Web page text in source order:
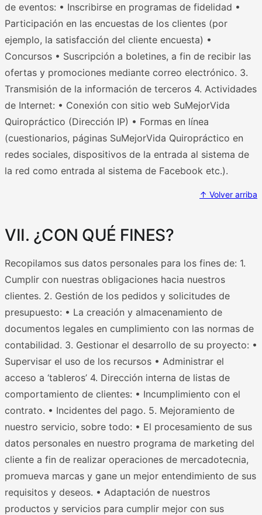
de eventos: • Inscribirse en programas de fidelidad •
Participación en las encuestas de los clientes (por
ejemplo, la satisfacción del cliente encuesta) •
Concursos • Suscripción a boletines, a fin de recibir las
ofertas y promociones mediante correo electrónico. 3.
Transmisión de la información de terceros 4. Actividades
de Internet: • Conexión con sitio web SuMejorVida
Quiropráctico (Dirección IP) • Formas en línea
(cuestionarios, páginas SuMejorVida Quiropráctico en
redes sociales, dispositivos de la entrada al sistema de
la red como entrada al sistema de Facebook etc.).
↑ Volver arriba
VII. ¿CON QUÉ FINES?
Recopilamos sus datos personales para los fines de: 1.
Cumplir con nuestras obligaciones hacia nuestros
clientes. 2. Gestión de los pedidos y solicitudes de
presupuesto: • La creación y almacenamiento de
documentos legales en cumplimiento con las normas de
contabilidad. 3. Gestionar el desarrollo de su proyecto: •
Supervisar el uso de los recursos • Administrar el
acceso a ‘tableros’ 4. Dirección interna de listas de
comportamiento de clientes: • Incumplimiento con el
contrato. • Incidentes del pago. 5. Mejoramiento de
nuestro servicio, sobre todo: • El procesamiento de sus
datos personales en nuestro programa de marketing del
cliente a fin de realizar operaciones de mercadotecnia,
promueva marcas y gane un mejor entendimiento de sus
requisitos y deseos. • Adaptación de nuestros
productos y servicios para cumplir mejor con sus